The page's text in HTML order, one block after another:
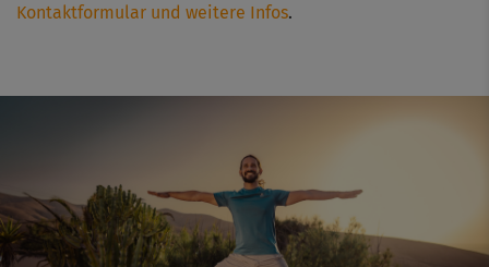
Kontaktformular und weitere Infos.